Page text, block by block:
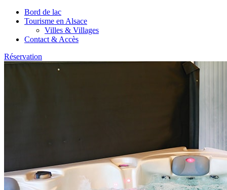
Bord de lac
Tourisme en Alsace
Villes & Villages
Contact & Accès
Réservation